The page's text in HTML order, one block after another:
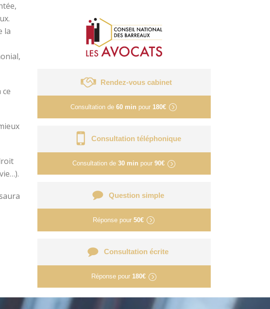
la
Rendez-vous cabinet
Consultation de60 min pour 180€
Consultation téléphonique
Consultation de 30 min pour 90€
Question simple
Réponse pour50€
Consultation écrite
Réponse pour 180€